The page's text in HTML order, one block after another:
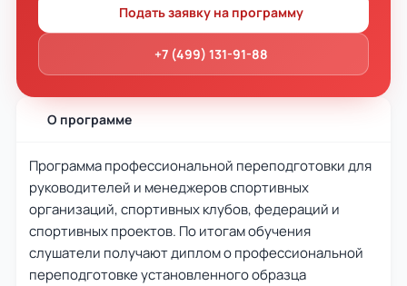
Подать заявку на программу
+7 (499) 131-91-88
О программе
Программа профессиональной переподготовки для
руководителей и менеджеров спортивных
организаций, спортивных клубов, федераций и
спортивных проектов. По итогам обучения
слушатели получают диплом о профессиональной
переподготовке установленного образца